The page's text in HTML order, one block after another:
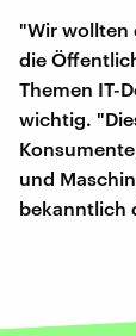
"Wir wollten
die
Themen IT-
wichtig.
und
bekanntlich